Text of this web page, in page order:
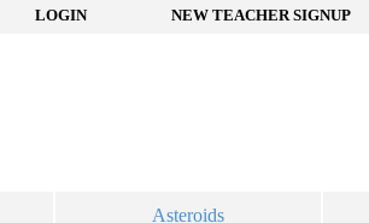
LOGIN NEW TEACHER SIGNUP
Asteroids